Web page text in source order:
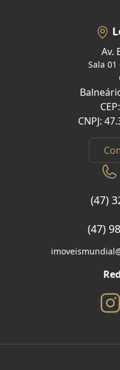
Av.
Sala 01
CNPJ:
(47)
(47)